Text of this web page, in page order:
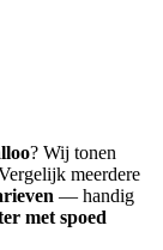
? Wij tonen
meerdere
— handig
met spoed